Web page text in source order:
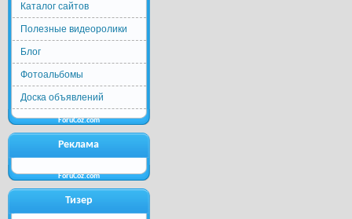
Каталог сайтов
Полезные видеоролики
Блог
Фотоальбомы
Доска объявлений
ForuCoz.com
Реклама
ForuCoz.com
Тизер